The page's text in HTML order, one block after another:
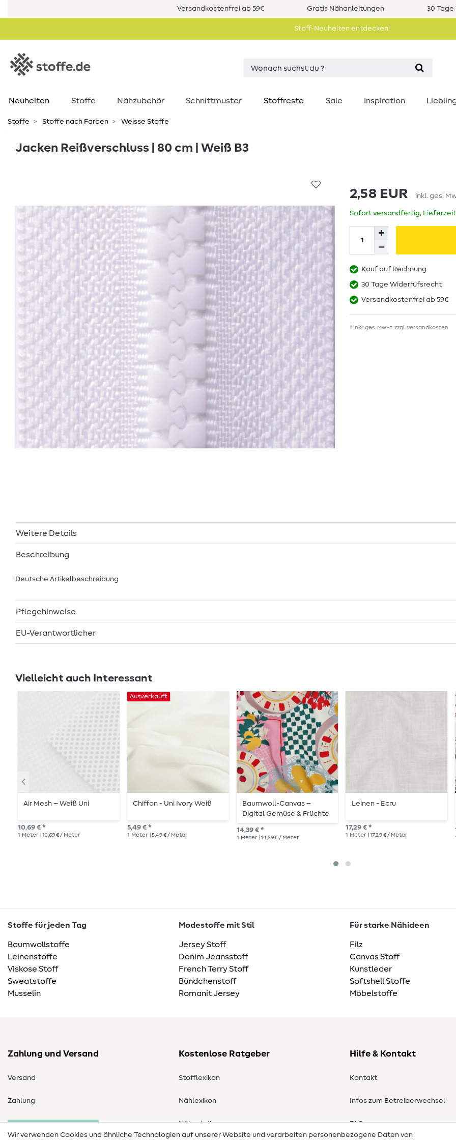
Versandkostenfrei ab 59€ Gratis Nähanleitungen 30
Stoff-Neuheiten entdecken!
Neuheiten Stoffe Nähzubehör Schnittmuster Stoffreste Sale Inspiration
Stoffe Stoffe nach Farben Weisse Stoffe
Jacken Reißverschluss | 80 cm | Weiß B3
2,58 EUR inkl. ges.
Sofort versandfertig,
Kauf auf Rechnung
30 Tage Widerrufsrecht
Versandkostenfrei ab 59€
* inkl. ges. MwSt. zzgl. Versandkosten
Weitere Details
Beschreibung
Deutsche Artikelbeschreibung
Pflegehinweise
EU-Verantwortlicher
Vielleicht auch Interessant
Air Mesh – Weiß Uni
10,69 € *
1 Meter | 10,69 € / Meter
Ausverkauft
Chiffon - Uni Ivory Weiß
5,49 € *
1 Meter | 5,49 € / Meter
Baumwoll-Canvas –
Digital Gemüse & Früchte
Ecru
14,39 € *
1 Meter | 14,39 € / Meter
Leinen - Ecru
17,29 € *
1 Meter | 17,29 € / Meter
Stoffe für jeden Tag
Baumwollstoffe
Leinenstoffe
Viskose Stoff
Sweatstoffe
Musselin
Modestoffe mit Stil
Jersey Stoff
Denim Jeansstoff
French Terry Stoff
Bündchenstoff
Romanit Jersey
Für starke Nähideen
Filz
Canvas Stoff
Kunstleder
Softshell Stoffe
Möbelstoffe
Zahlung und Versand
Versand
Zahlung
Kostenlose Ratgeber
Stofflexikon
Nählexikon
Nähanleitungen
Hilfe & Kontakt
Kontakt
Infos zum Betreiberwechsel
FAQ
Wir verwenden Cookies und ähnliche Technologien auf unserer Website und verarbeiten personenbezogene Daten von